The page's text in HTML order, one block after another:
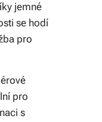
jemné
se hodí
pro
pro
s